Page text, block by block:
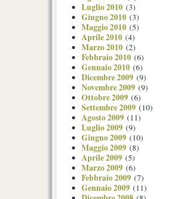
Luglio 2010 (3)
Giugno 2010 (3)
Maggio 2010 (5)
Aprile 2010 (4)
Marzo 2010 (2)
Febbraio 2010 (6)
Gennaio 2010 (6)
Dicembre 2009 (9)
Novembre 2009 (9)
Ottobre 2009 (6)
Settembre 2009 (10)
Agosto 2009 (11)
Luglio 2009 (9)
Giugno 2009 (10)
Maggio 2009 (8)
Aprile 2009 (5)
Marzo 2009 (6)
Febbraio 2009 (7)
Gennaio 2009 (11)